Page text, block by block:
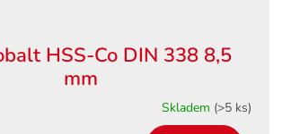
HSS-Co DIN 338 8,5
mm
Skladem (>5 ks)